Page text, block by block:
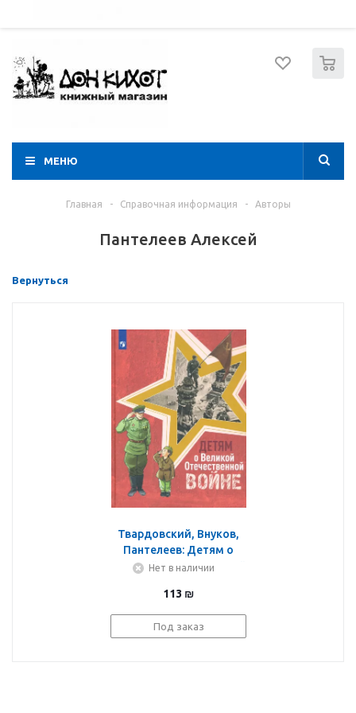
МЕНЮ
Главная - Справочная информация - Авторы
Пантелеев Алексей
Вернуться
Твардовский, Внуков,
Пантелеев: Детям о
Великой Отечественной
учащихся начальных
классов. ФГОС
Нет в наличии
113 ₪
Под заказ